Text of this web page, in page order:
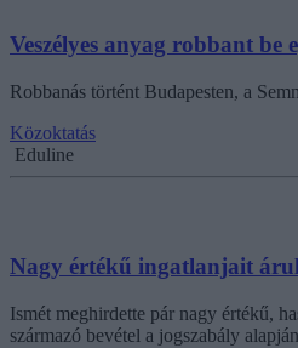
Veszélyes anyag robbant
Robbanás történt Budapesten, a
Közoktatás
Eduline
Nagy értékű ingatlanjait
Ismét meghirdette pár nagy értékű,
származó bevétel a jogszabály